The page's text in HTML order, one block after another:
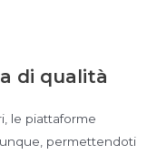
di qualità
le piattaforme
permettendoti